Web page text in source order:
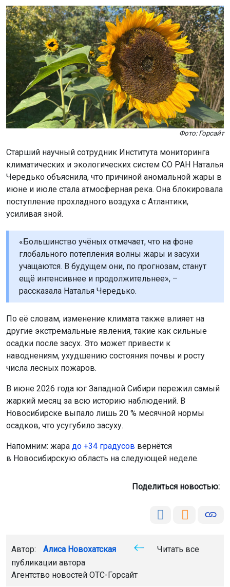
Фото: Горсайт
Старший научный сотрудник Института мониторинга
климатических и экологических систем СО РАН Наталья
Чередько объяснила, что причиной аномальной жары в
июне и июле стала атмосферная река. Она блокировала
поступление прохладного воздуха с Атлантики,
усиливая зной.
«Большинство учёных отмечает, что на фоне
глобального потепления волны жары и засухи
учащаются. В будущем они, по прогнозам, станут
ещё интенсивнее и продолжительнее», –
рассказала Наталья Чередько.
По её словам, изменение климата также влияет на
другие экстремальные явления, такие как сильные
осадки после засух. Это может привести к
наводнениям, ухудшению состояния почвы и росту
числа лесных пожаров.
В июне 2026 года юг Западной Сибири пережил самый
жаркий месяц за всю историю наблюдений. В
Новосибирске выпало лишь 20 % месячной нормы
осадков, что усугубило засуху.
Напомним: жара до +34 градусов вернётся
в Новосибирскую область на следующей неделе.
Поделиться новостью:
Автор: Алиса Новохатская
Читать все
публикации автора
Агентство новостей ОТС-Горсайт